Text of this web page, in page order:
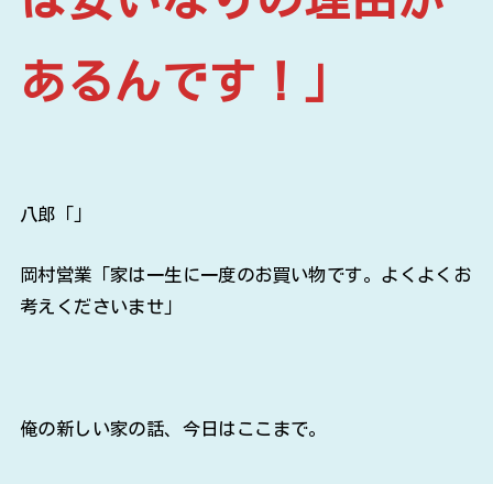
あるんです！」
八郎「」
岡村営業「家は一生に一度のお買い物です。よくよくお
考えくださいませ」
俺の新しい家の話、今日はここまで。